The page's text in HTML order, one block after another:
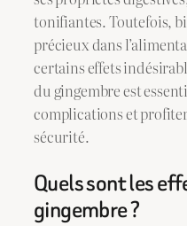
tonifiantes. Toutefois,
précieux dans
certains effets
du gingembre est
complications et
sécurité.
Quels sont les
gingembre ?